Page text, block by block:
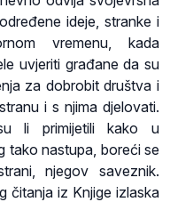
ideje, stranke i
vremenu, kada
uvjeriti građane da su
za dobrobit društva i
i s njima djelovati.
li primijetili kako u
tako nastupa, boreći se
njegov saveznik.
čitanja iz Knjige izlaska